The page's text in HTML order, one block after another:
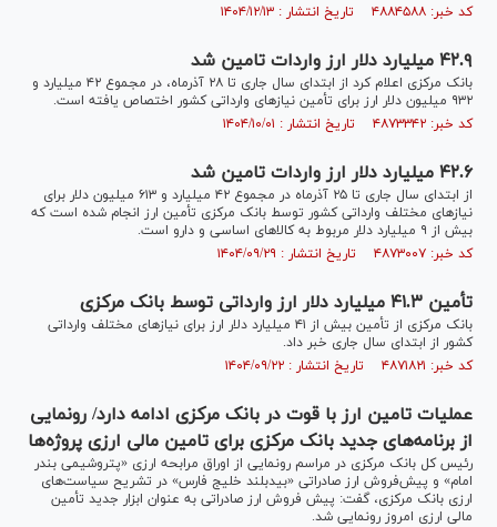
کد خبر: ۴۸۸۴۵۸۸ تاریخ انتشار : ۱۴۰۴/۱۲/۱۳
۴۲.۹ میلیارد دلار ارز واردات تامین شد
بانک مرکزی اعلام کرد از ابتدای سال جاری تا ۲۸ آذرماه، در مجموع ۴۲ میلیارد و
۹۳۲ میلیون دلار ارز برای تأمین نیازهای وارداتی کشور اختصاص یافته است.
کد خبر: ۴۸۷۳۳۴۲ تاریخ انتشار : ۱۴۰۴/۱۰/۰۱
۴۲.۶ میلیارد دلار ارز واردات تامین شد
از ابتدای سال جاری تا ۲۵ آذرماه در مجموع ۴۲ میلیارد و ۶۱۳ میلیون دلار برای
نیاز‌های مختلف وارداتی کشور توسط بانک مرکزی تأمین ارز انجام شده است که
بیش از ۹ میلیارد دلار مربوط به کالا‌های اساسی و دارو است.
کد خبر: ۴۸۷۳۰۰۷ تاریخ انتشار : ۱۴۰۴/۰۹/۲۹
تأمین ۴۱.۳ میلیارد دلار ارز وارداتی توسط بانک مرکزی
بانک مرکزی از تأمین بیش از ۴۱ میلیارد دلار ارز برای نیاز‌های مختلف وارداتی
کشور از ابتدای سال جاری خبر داد.
کد خبر: ۴۸۷۱۸۲۱ تاریخ انتشار : ۱۴۰۴/۰۹/۲۲
عملیات تامین‌ ارز‌ با قوت در بانک مرکزی ادامه دارد/ رونمایی
از برنامه‌های جدید بانک مرکزی برای تامین مالی ارزی پروژه‌ها
رئیس کل بانک مرکزی در مراسم رونمایی از اوراق مرابحه ارزی «پتروشیمی بندر
امام» و پیش‌فروش ارز صادراتی «بیدبلند خلیج فارس» در تشریح سیاست‌های
ارزی بانک مرکزی، گفت: پیش فروش ارز صادراتی به عنوان ابزار‌ جدید تأمین
مالی ارزی امروز رونمایی شد.